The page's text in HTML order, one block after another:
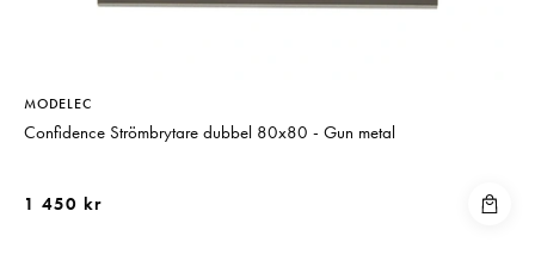
MODELEC
Confidence Strömbrytare dubbel 80x80 - Gun metal
1 450 kr